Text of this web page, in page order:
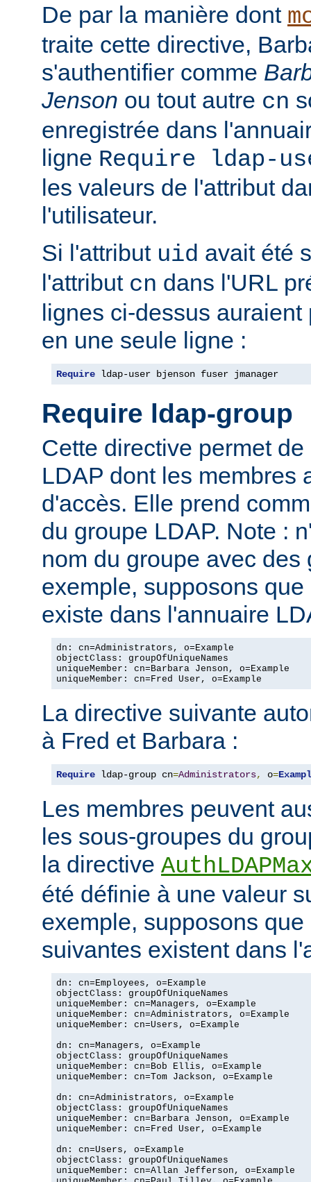
De par la manière dont
traite cette directive,
s'authentifier comme
Jenson ou tout autre cn
enregistrée dans
ligne Require ldap-
les valeurs de l'attribut
l'utilisateur.
Si l'attribut uid avait été
l'attribut cn dans l'URL
lignes ci-dessus
en une seule ligne :
Require ldap-user bjenson fuser jmanager
Require ldap-group
Cette directive permet
LDAP dont les membres
d'accès. Elle prend
du groupe LDAP. Note :
nom du groupe avec des
exemple, supposons
existe dans l'annuaire
dn: cn=Administrators, o=Example
objectClass: groupOfUniqueNames
uniqueMember: cn=Barbara Jenson, o=Example
uniqueMember: cn=Fred User, o=Example
La directive suivante
à Fred et Barbara :
Require ldap-group cn=Administrators, o=
Les membres peuvent
les sous-groupes du
la directive
été définie à une valeur
exemple, supposons
suivantes existent dans
dn: cn=Employees, o=Example
objectClass: groupOfUniqueNames
uniqueMember: cn=Managers, o=Example
uniqueMember: cn=Administrators, o=Example
uniqueMember: cn=Users, o=Example
dn: cn=Managers, o=Example
objectClass: groupOfUniqueNames
uniqueMember: cn=Bob Ellis, o=Example
uniqueMember: cn=Tom Jackson, o=Example
dn: cn=Administrators, o=Example
objectClass: groupOfUniqueNames
uniqueMember: cn=Barbara Jenson, o=Example
uniqueMember: cn=Fred User, o=Example
dn: cn=Users, o=Example
objectClass: groupOfUniqueNames
uniqueMember: cn=Allan Jefferson, o=Example